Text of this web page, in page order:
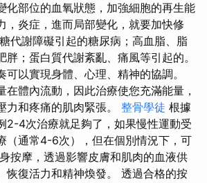
化部位的血氧狀態，加強細胞的再生能
，炎症，進而局部變化，就要加快修
代謝障礙引起的糖尿病；高血脂、脂
胖；蛋白質代謝紊亂、痛風等引起的。
以實現身體、心理、精神的協調。
在體內流動，因此治療使您充滿能量，
力和疼痛的肌肉緊張。 整骨學徒 根據
2-4次治療就足夠了，如果慢性運動受
（通常4-6次），但在個別情況下，可
按摩，透過影響皮膚和肌肉的血液供
恢復活力和精神煥發。 透過合格的按